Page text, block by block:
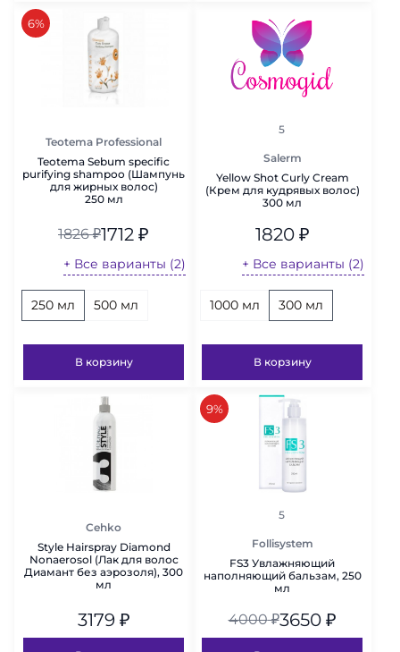
скидка
6%
Teotema Professional
Teotema Sebum specific
purifying shampoo (Шампунь
для жирных волос)
250 мл
1826₽1712 ₽
+ Все варианты (2)
250 мл 500 мл
В корзину
рейтинг
5
Salerm
Yellow Shot Curly Cream
(Крем для кудрявых волос)
300 мл
1820₽
+ Все варианты (2)
1000 мл 300 мл
В корзину
Cehko
Style Hairspray Diamond
Nonaerosol (Лак для волос
Диамант без аэрозоля), 300
мл
3179₽
скидка
9%
рейтинг
5
Follisystem
FS3 Увлажняющий
наполняющий бальзам, 250
мл
4000₽3650₽